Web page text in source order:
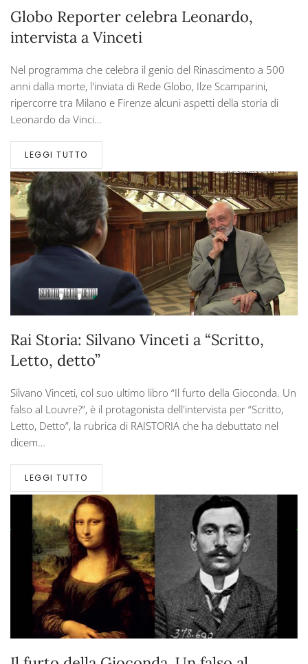
Globo Reporter celebra Leonardo,
intervista a Vinceti
Nel programma che celebra il genio del Rinascimento a 500
anni dalla morte, l'inviata di Rede Globo, Ilze Scamparini,
ripercorre tra Milano e Firenze alcuni aspetti della storia di
Leonardo da Vinci…
LEGGI TUTTO
Rai Storia: Silvano Vinceti a “Scritto,
Letto, detto”
Silvano Vinceti, col suo ultimo libro “Il furto della Gioconda. Un
falso al Louvre?”, è il protagonista dell'intervista per “Scritto,
Letto, Detto”, la rubrica di RAISTORIA che ha debuttato nel
dicem…
LEGGI TUTTO